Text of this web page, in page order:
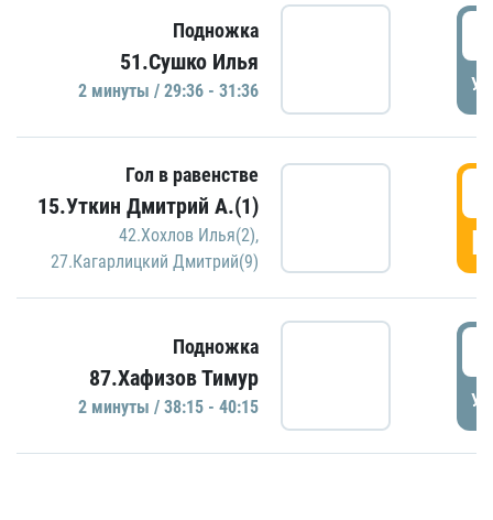
Подножка
51.Сушко Илья
2 минуты / 29:36 - 31:36
Гол в равенстве
15.Уткин Дмитрий А.(1)
42.Хохлов Илья(2),
27.Кагарлицкий Дмитрий(9)
Подножка
87.Хафизов Тимур
2 минуты / 38:15 - 40:15